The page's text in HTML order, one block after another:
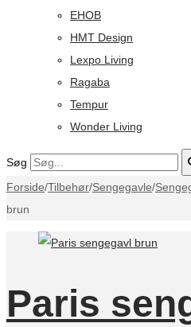
EHOB
HMT Design
Lexpo Living
Ragaba
Tempur
Wonder Living
Søg
Forside/Tilbehør/Sengegavle/
brun
Paris